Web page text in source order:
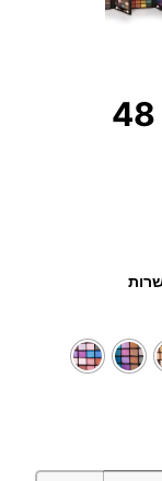
Beauty Tales מארז 48